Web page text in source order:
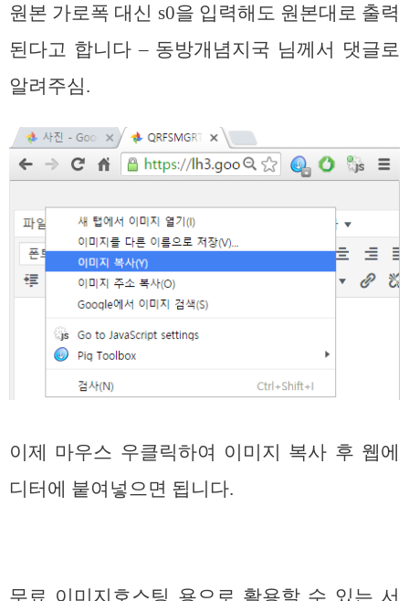
원본 가로폭 대신 s0을 입력해도 원본대로 출력
된다고 합니다 – 동방개념지국 님께서 댓글로
알려주심.
이제 마우스 우클릭하여 이미지 복사 후 웹에
디터에 붙여넣으면 됩니다.
무료 이미지호스팅 용으로 활용할 수 있는 서